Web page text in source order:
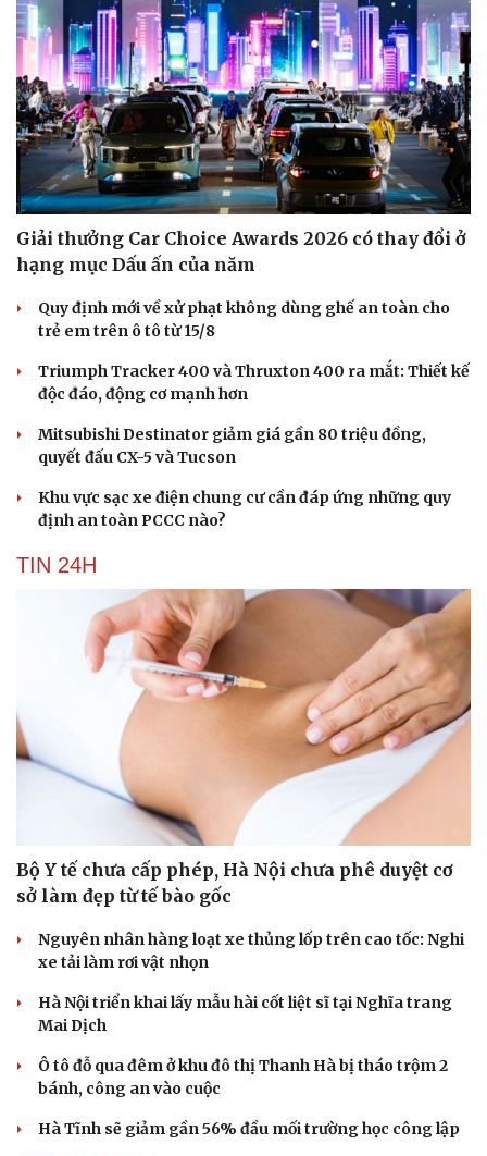
Kể chuyện cho bé
Hạt giống tâm hồn
Giải thưởng Car Choice Awards 2026 có thay đổi ở
hạng mục Dấu ấn của năm
Quy định mới về xử phạt không dùng ghế an toàn cho
trẻ em trên ô tô từ 15/8
Triumph Tracker 400 và Thruxton 400 ra mắt: Thiết kế
độc đáo, động cơ mạnh hơn
Mitsubishi Destinator giảm giá gần 80 triệu đồng,
quyết đấu CX-5 và Tucson
Khu vực sạc xe điện chung cư cần đáp ứng những quy
định an toàn PCCC nào?
TIN 24H
Bộ Y tế chưa cấp phép, Hà Nội chưa phê duyệt cơ
sở làm đẹp từ tế bào gốc
Nguyên nhân hàng loạt xe thủng lốp trên cao tốc: Nghi
xe tải làm rơi vật nhọn
Hà Nội triển khai lấy mẫu hài cốt liệt sĩ tại Nghĩa trang
Mai Dịch
Ô tô đỗ qua đêm ở khu đô thị Thanh Hà bị tháo trộm 2
bánh, công an vào cuộc
Hà Tĩnh sẽ giảm gần 56% đầu mối trường học công lập